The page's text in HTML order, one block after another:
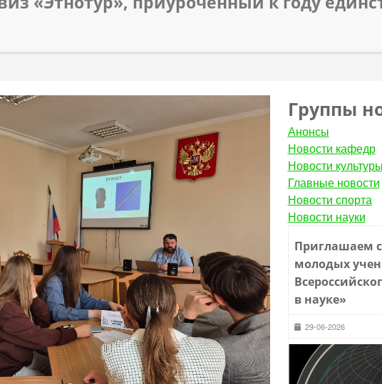
Группы
Анонсы
Новости кафедр
Новости культуры
Главные новости
Новости спорта
Новости науки
Приглашаем
молодых
в науке»
29-06-2026